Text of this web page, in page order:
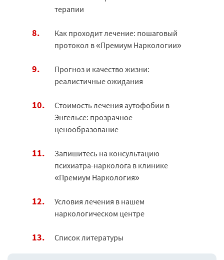
терапии
Как проходит лечение: пошаговый
протокол в «Премиум Наркологии»
Прогноз и качество жизни:
реалистичные ожидания
Стоимость лечения аутофобии в
Энгельсе: прозрачное
ценообразование
Запишитесь на консультацию
психиатра-нарколога в клинике
«Премиум Наркология»
Условия лечения в нашем
наркологическом центре
Список литературы